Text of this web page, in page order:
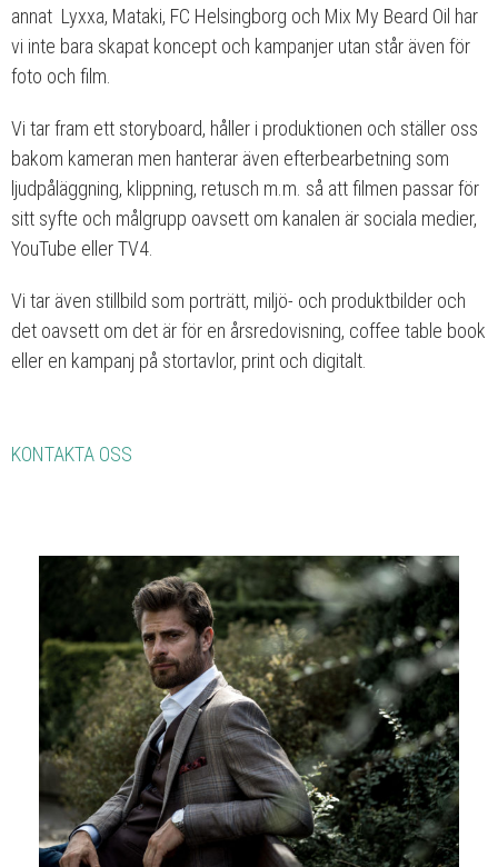
annat Lyxxa, Mataki, FC Helsingborg och Mix My Beard Oil har
vi inte bara skapat koncept och kampanjer utan står även för
foto och film.
Vi tar fram ett storyboard, håller i produktionen och ställer oss
bakom kameran men hanterar även efterbearbetning som
ljudpåläggning, klippning, retusch m.m. så att filmen passar för
sitt syfte och målgrupp oavsett om kanalen är sociala medier,
YouTube eller TV4.
Vi tar även stillbild som porträtt, miljö- och produktbilder och
det oavsett om det är för en årsredovisning, coffee table book
eller en kampanj på stortavlor, print och digitalt.
KONTAKTA OSS